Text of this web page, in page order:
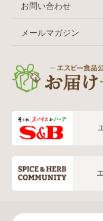
お問い合わせ
メールマガジン